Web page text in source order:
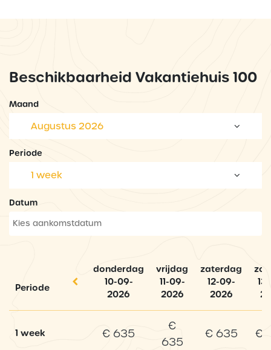
Beschikbaarheid Vakantiehuis 100
Maand
Augustus 2026
Periode
1 week
Datum
Periode
donderdag
10-09-
2026
vrijdag
11-09-
2026
zaterdag
12-09-
2026
1 week € 635
€
635
€ 635 €